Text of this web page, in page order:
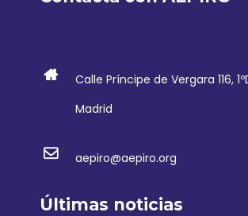
Calle Príncipe de Vergara 116,
Madrid
aepiro@aepiro.org
Últimas noticias